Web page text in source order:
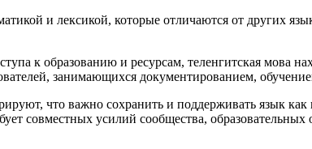
и лексикой, которые отличаются от других
к образованию и ресурсам, теленгитская
занимающихся документированием,
что важно сохранить и поддерживать язык
совместных усилий сообщества,